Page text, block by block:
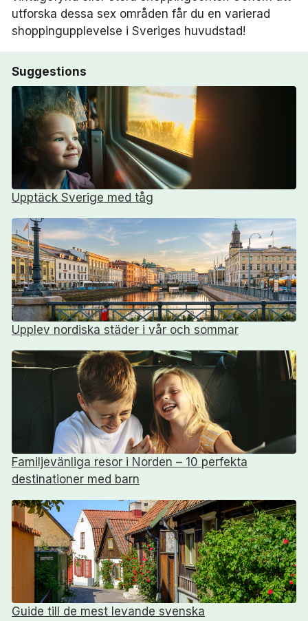
utforska dessa sex områden får du en varierad
shoppingupplevelse i Sveriges huvudstad!
Suggestions
Upptäck Sverige med tåg
Upplev nordiska städer i vår och sommar
Familjevänliga resor i Norden – 10 perfekta
destinationer med barn
Guide till de mest levande svenska